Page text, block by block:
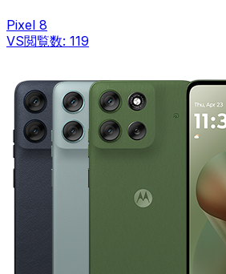
Pixel 8
VS閲覧数: 119